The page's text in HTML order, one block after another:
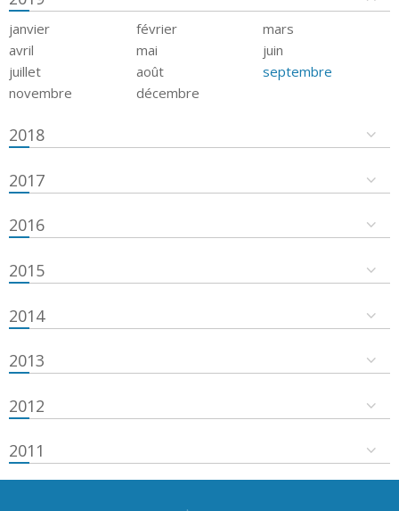
janvier février
mars
avril
mai
juin
juillet
août
septembre
novembre
décembre
2018
2017
2016
2015
2014
2013
2012
2011